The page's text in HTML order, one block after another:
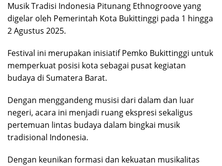
Musik Tradisi Indonesia Pitunang Ethnogroove yang
digelar oleh Pemerintah Kota Bukittinggi pada 1 hingga
2 Agustus 2025.
Festival ini merupakan inisiatif Pemko Bukittinggi untuk
memperkuat posisi kota sebagai pusat kegiatan
budaya di Sumatera Barat.
Dengan menggandeng musisi dari dalam dan luar
negeri, acara ini menjadi ruang ekspresi sekaligus
pertemuan lintas budaya dalam bingkai musik
tradisional Indonesia.
Dengan keunikan formasi dan kekuatan musikalitas